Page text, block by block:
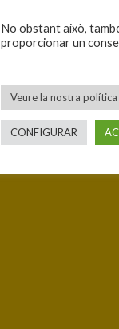
No obstant això,
proporcionar un
Veure la nostra
CONFIGURAR